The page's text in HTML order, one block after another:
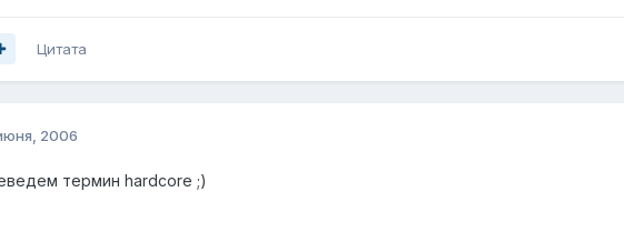
Цитата
2006
термин hardcore ;)